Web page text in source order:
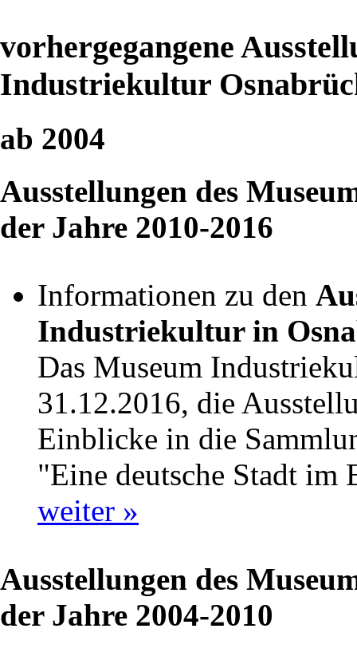
vorhergegangene
Industriekultur
ab 2004
Ausstellungen des
der Jahre 2010-2016
Informationen zu den
Industriekultur in
Das Museum
31.12.2016, die
Einblicke in die
"Eine deutsche Stadt
weiter »
Ausstellungen des
der Jahre 2004-2010